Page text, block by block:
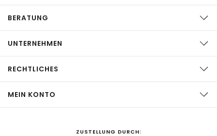
BERATUNG
UNTERNEHMEN
RECHTLICHES
MEIN KONTO
ZUSTELLUNG DURCH: